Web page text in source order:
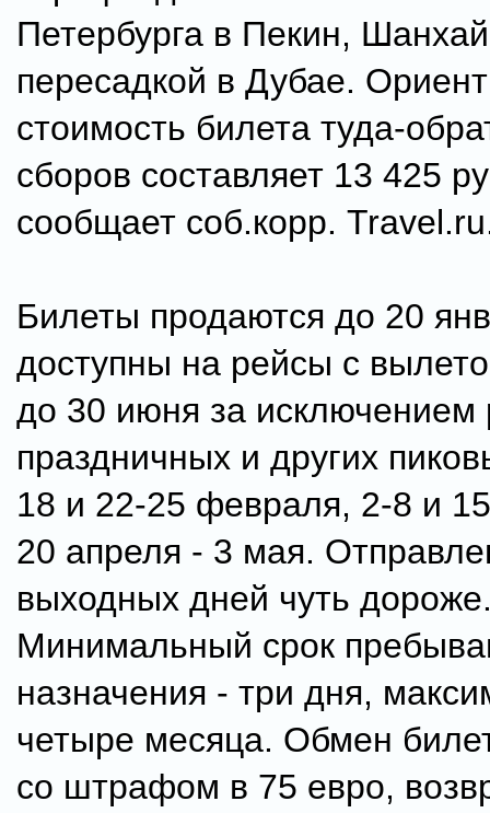
Петербурга в Пекин, Шанхай
пересадкой в Дубае.
стоимость билета туда-
сборов составляет 13 425
сообщает соб.корр.
Билеты продаются до 20
доступны на рейсы с
до 30 июня за исключением
праздничных и других
18 и 22-25 февраля, 2-8 и
20 апреля - 3 мая.
выходных дней чуть
Минимальный срок
назначения - три дня,
четыре месяца. Обмен
со штрафом в 75 евро,